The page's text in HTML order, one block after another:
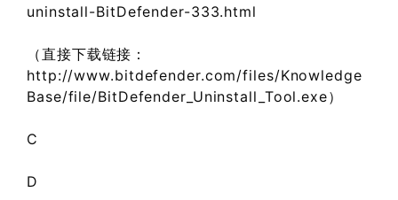
uninstall-BitDefender-333.html
（直接下载链接：
http://www.bitdefender.com/files/Knowledge
Base/file/BitDefender_Uninstall_Tool.exe）
C
D